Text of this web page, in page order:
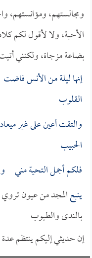
ومجالستهم، ومؤانستهم،
الأحبة، ولا لأقول لكم
بضاعة مزجاة، ولكنني
إنها ليلة من الأنس
القلوب
والتقت أعين على غير
الحبيب
فلكم أجمل التحية مني
ينبعالمجد من عيون
بالندى والطيوب
إن حديثي إليكم ينتظم